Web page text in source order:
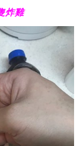
炸雞